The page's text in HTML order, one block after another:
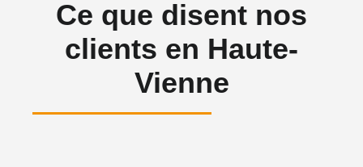
Ce que disent nos
clients en Haute-
Vienne